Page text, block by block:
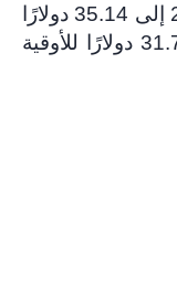
الفضة للأعوام 2025 و2026 و2027 إلى 35.14 دولارًا
للأوقية، و33.96 دولارًا للأوقية، و31.79 دولارًا للأوقية